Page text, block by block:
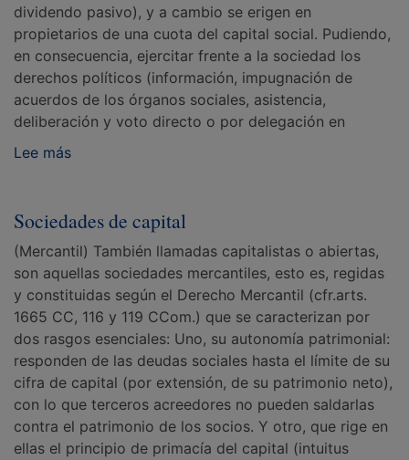
dividendo pasivo), y a cambio se erigen en
propietarios de una cuota del capital social. Pudiendo,
en consecuencia, ejercitar frente a la sociedad los
derechos políticos (información, impugnación de
acuerdos de los órganos sociales, asistencia,
deliberación y voto directo o por delegación en
Lee más
Sociedades de capital
(Mercantil) También llamadas capitalistas o abiertas,
son aquellas sociedades mercantiles, esto es, regidas
y constituidas según el Derecho Mercantil (cfr.arts.
1665 CC, 116 y 119 CCom.) que se caracterizan por
dos rasgos esenciales: Uno, su autonomía patrimonial:
responden de las deudas sociales hasta el límite de su
cifra de capital (por extensión, de su patrimonio neto),
con lo que terceros acreedores no pueden saldarlas
contra el patrimonio de los socios. Y otro, que rige en
ellas el principio de primacía del capital (intuitus